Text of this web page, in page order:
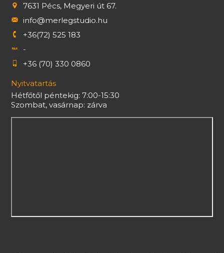
7631 Pécs, Megyeri út 67.
info@merlegstudio.hu
+36(72) 525 183
-
+36 (70) 330 0860
Nyitvatartás
Hétfőtől péntekig: 7:00-15:30
Szombat, vasárnap: zárva